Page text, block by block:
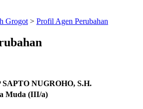
Grogot > Profil Agen Perubahan
SAPTO NUGROHO, S.H.
Muda (III/a)